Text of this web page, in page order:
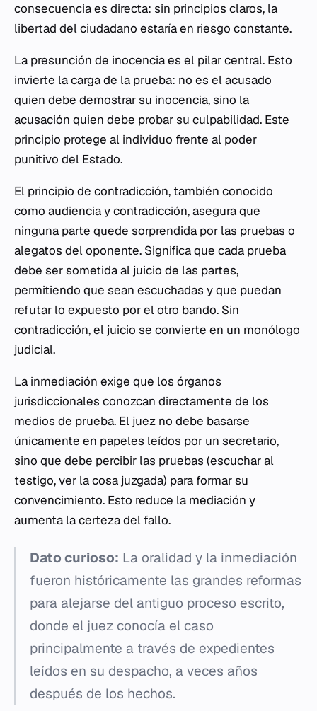
consecuencia es directa: sin principios claros, la
libertad del ciudadano estaría en riesgo constante.
La presunción de inocencia es el pilar central. Esto
invierte la carga de la prueba: no es el acusado
quien debe demostrar su inocencia, sino la
acusación quien debe probar su culpabilidad. Este
principio protege al individuo frente al poder
punitivo del Estado.
El principio de contradicción, también conocido
como audiencia y contradicción, asegura que
ninguna parte quede sorprendida por las pruebas o
alegatos del oponente. Significa que cada prueba
debe ser sometida al juicio de las partes,
permitiendo que sean escuchadas y que puedan
refutar lo expuesto por el otro bando. Sin
contradicción, el juicio se convierte en un monólogo
judicial.
La inmediación exige que los órganos
jurisdiccionales conozcan directamente de los
medios de prueba. El juez no debe basarse
únicamente en papeles leídos por un secretario,
sino que debe percibir las pruebas (escuchar al
testigo, ver la cosa juzgada) para formar su
convencimiento. Esto reduce la mediación y
aumenta la certeza del fallo.
Dato curioso: La oralidad y la inmediación
fueron históricamente las grandes reformas
para alejarse del antiguo proceso escrito,
donde el juez conocía el caso
principalmente a través de expedientes
leídos en su despacho, a veces años
después de los hechos.